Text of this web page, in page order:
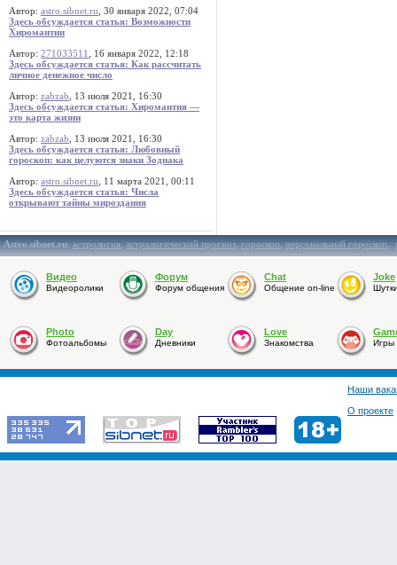
Автор: astro.sibnet.ru , 30 января 2022, 07:04
Здесь обсуждается статья: Возможности
Хиромантии
Автор: 271033511
, 16 января 2022, 12:18
Здесь обсуждается статья: Как рассчитать
личное денежное число
Автор: zabzab , 13 июля 2021, 16:30
Здесь обсуждается статья: Хиромантия —
это карта жизни
Автор: zabzab , 13 июля 2021, 16:30
Здесь обсуждается статья: Любовный
гороскоп: как целуются знаки Зодиака
Автор: astro.sibnet.ru , 11 марта 2021, 00:11
Здесь обсуждается статья: Числа
открывают тайны мироздания
Astro.sibnet.ru:астрология,астрологический прогноз,гороскоп,персональный гороскоп,
Видео
Видеоролики
Форум
Форум общения
Chat
Общение on-line
Joke
Photo
Фотоальбомы
Day
Дневники
Love
Знакомства Игры
Наши
О проекте